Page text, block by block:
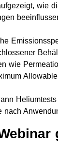
wie
wie
nach